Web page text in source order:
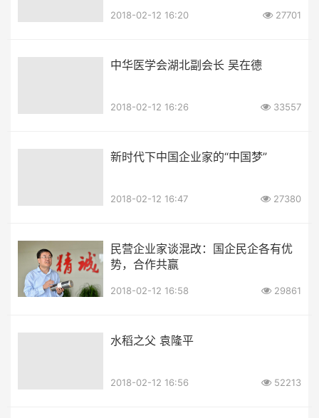
2018-02-12 16:20 27701
中华医学会湖北副会长 吴在德
2018-02-12 16:26 33557
新时代下中国企业家的“中国梦”
2018-02-12 16:47 27380
民营企业家谈混改：国企民企各有优
势，合作共赢
2018-02-12 16:58 29861
水稻之父 袁隆平
2018-02-12 16:56 52213